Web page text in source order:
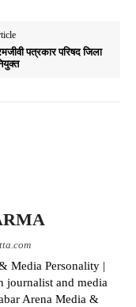
पत्रकार परिषद जिला
Media Personality |
journalist and media
Arena Media &